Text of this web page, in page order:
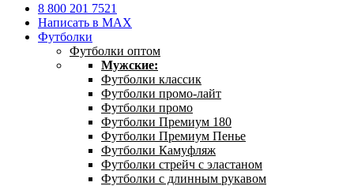
8 800 201 7521
Написать в MAX
Футболки
Футболки оптом
Мужские:
Футболки классик
Футболки промо-лайт
Футболки промо
Футболки Премиум 180
Футболки Премиум Пенье
Футболки Камуфляж
Футболки стрейч с эластаном
Футболки с длинным рукавом